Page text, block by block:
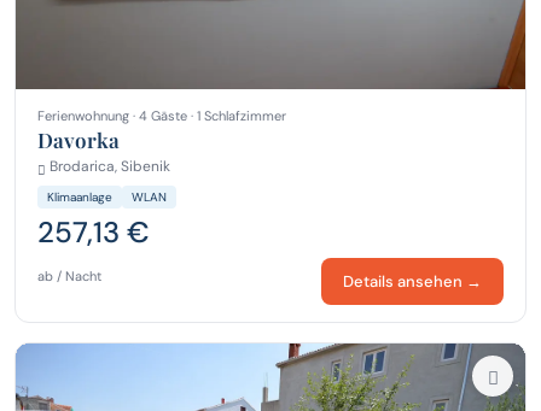
Ferienwohnung · 4 Gäste · 1 Schlafzimmer
Davorka
Brodarica, Sibenik
Klimaanlage WLAN
257,13 €
ab / Nacht Details ansehen →